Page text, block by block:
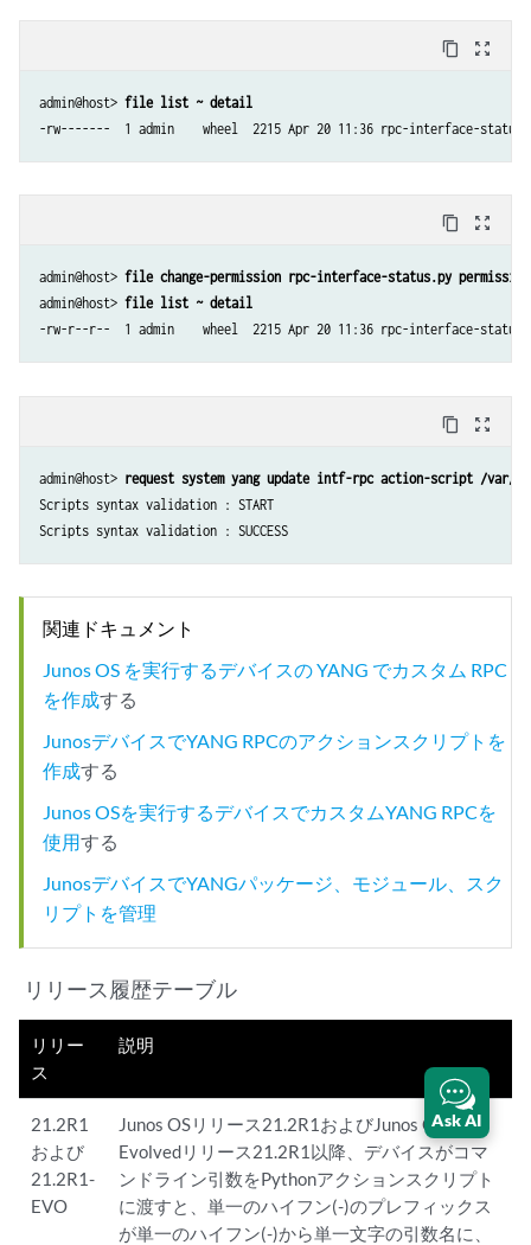
content_copy zoom_out_map
admin@host> file list ~ detail
content_copy zoom_out_map
admin@host> file change-permission rpc-interface-status.py permission
admin@host> file list ~ detail
content_copy zoom_out_map
admin@host> request system yang update intf-rpc action-script /var/
Scripts syntax validation : START
関連ドキュメント
Junos OS を実行するデバイスの YANG でカスタム RPC
を作成する
JunosデバイスでYANG RPCのアクションスクリプトを
作成する
Junos OSを実行するデバイスでカスタムYANG RPCを
使用する
JunosデバイスでYANGパッケージ、モジュール、スク
リプトを管理
リリース履歴テーブル
リリー
ス
説明
21.2R1
および
21.2R1-
EVO
Junos OSリリース21.2R1およびJunos OS
Evolvedリリース21.2R1以降、デバイスがコマ
ンドライン引数をPythonアクションスクリプト
に渡すと、単一のハイフン(-)のプレフィックス
が単一のハイフン(-)から単一文字の引数名に、
Ask AI